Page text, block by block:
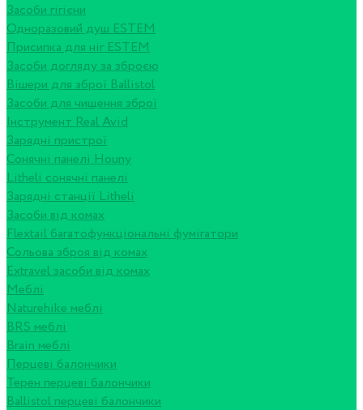
Засоби гігієни
Одноразовий душ ESTEM
Присипка для ніг ESTEM
Засоби догляду за зброєю
Вішери для зброї Ballistol
Засоби для чищення зброї
Інструмент Real Avid
Зарядні пристрої
Сонячні панелі Houny
Litheli сонячні панелі
Зарядні станції Litheli
Засоби від комах
Flextail багатофункціональні фумігатори
Сольова зброя від комах
Extravel засоби від комах
Меблі
Naturehike меблі
BRS меблі
Brain меблі
Перцеві балончики
Терен перцеві балончики
Ballistol перцеві балончики